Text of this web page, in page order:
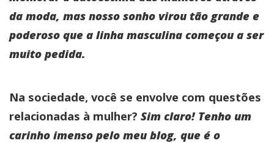
da moda, mas nosso sonho virou tão grande e
poderoso que a linha masculina começou a ser
muito pedida.
Na sociedade, você se envolve com questões
relacionadas à mulher? Sim claro! Tenho um
carinho imenso pelo meu blog, que é o